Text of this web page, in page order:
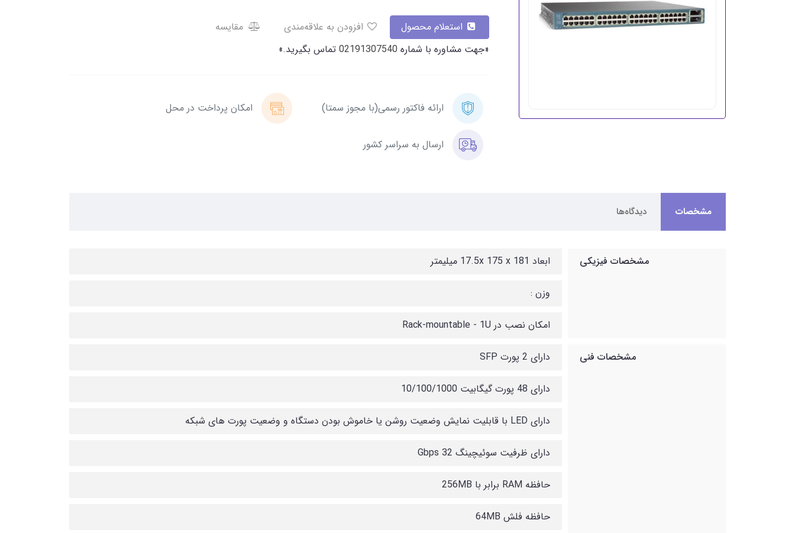
مقایسه
«جهت مشاوره با شماره 02191307540 تماس بگیرید.»
ارائه فاکتور رسمی(با مجوز سمتا) امکان پرداخت در محل
ارسال به سراسر کشور
مشخصات دیدگاه‌ها
مشخصات فیزیکی ابعاد 17.5x 175 x 181 میلیمتر
وزن :
امکان نصب در Rack-mountable - 1U
مشخصات فنی دارای 2 پورت SFP
دارای 48 پورت گیگابیت 10/100/1000
دارای LED با قابلیت نمایش وضعیت روشن یا خاموش بودن دستگاه و وضعیت پورت های شبکه
دارای ظرفیت سوئیچینگ Gbps 32
حافظه RAM برابر با 256MB
حافظه فلش 64MB